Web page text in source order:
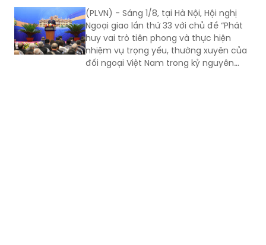
bộ, cơ quan trung ương và địa phương
trong tổ chức triển khai...
chiều sâu, lấy hiệu quả thực chất làm thước
đo
(PLVN) - Sáng 1/8, tại Hà Nội, Hội nghị
Ngoại giao lần thứ 33 với chủ đề “Phát